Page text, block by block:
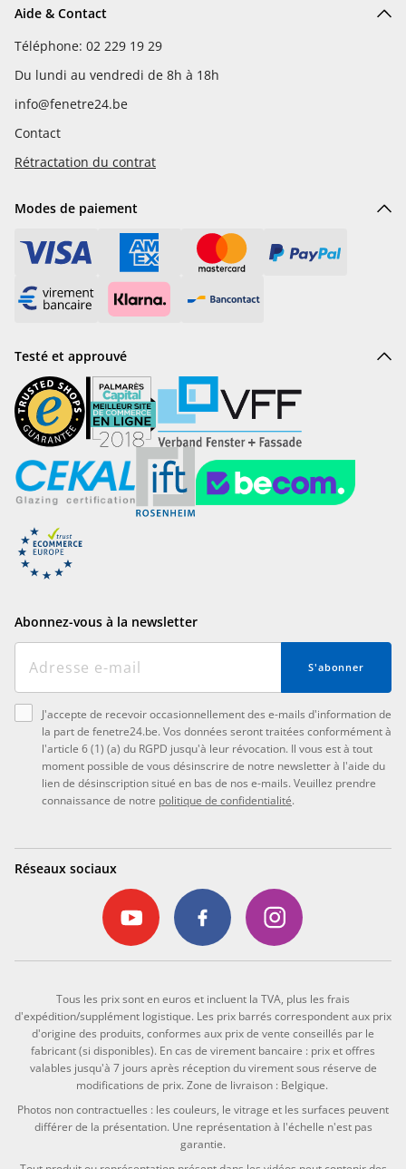
Aide & Contact
Téléphone: 02 229 19 29
Du lundi au vendredi de 8h à 18h
info@fenetre24.be
Contact
Rétractation du contrat
Modes de paiement
Testé et approuvé
Abonnez-vous à la newsletter
S'abonner
J'accepte de recevoir occasionnellement des e-mails d'information de
la part de fenetre24.be. Vos données seront traitées conformément à
l'article 6 (1) (a) du RGPD jusqu'à leur révocation. Il vous est à tout
moment possible de vous désinscrire de notre newsletter à l'aide du
lien de désinscription situé en bas de nos e-mails. Veuillez prendre
connaissance de notre politique de confidentialité.
Réseaux sociaux
Tous les prix sont en euros et incluent la TVA, plus les frais
d'expédition/supplément logistique. Les prix barrés correspondent aux prix
d'origine des produits, conformes aux prix de vente conseillés par le
fabricant (si disponibles). En cas de virement bancaire : prix et offres
valables jusqu'à 7 jours après réception du virement sous réserve de
modifications de prix. Zone de livraison : Belgique.
Photos non contractuelles : les couleurs, le vitrage et les surfaces peuvent
différer de la présentation. Une représentation à l'échelle n'est pas
garantie.